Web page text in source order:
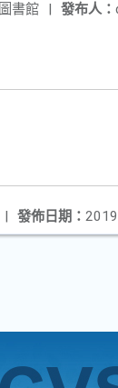
發布人：
圖書館 |
發佈日期：
|